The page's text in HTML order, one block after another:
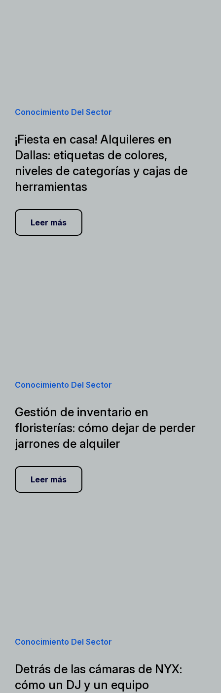
Conocimiento Del Sector
¡Fiesta en casa! Alquileres en
Dallas: etiquetas de colores,
niveles de categorías y cajas de
herramientas
Leer más
Conocimiento Del Sector
Gestión de inventario en
floristerías: cómo dejar de perder
jarrones de alquiler
Leer más
Conocimiento Del Sector
Detrás de las cámaras de NYX:
cómo un DJ y un equipo